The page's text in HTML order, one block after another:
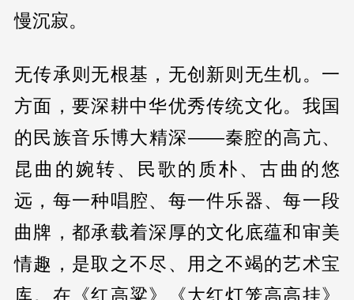
慢沉寂。
无传承则无根基，无创新则无生机。一
方面，要深耕中华优秀传统文化。我国
的民族音乐博大精深——秦腔的高亢、
昆曲的婉转、民歌的质朴、古曲的悠
远，每一种唱腔、每一件乐器、每一段
曲牌，都承载着深厚的文化底蕴和审美
情趣，是取之不尽、用之不竭的艺术宝
库。在《红高粱》《大红灯笼高高挂》